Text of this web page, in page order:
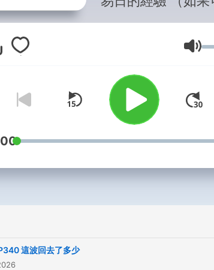
時事與實際交易的
周遭大小事帶入投
市場沒有新鮮事，
人​創造新鮮事 |
Facebook |
|youtube| ​- 投資癮各平台連結看
https://linktr.ee/
https://reurl.cc/
音
這波回去了多少